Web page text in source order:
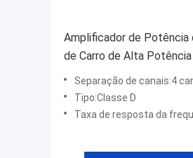
Amplificador de Potência
de Carro de Alta
2000W 2000 Watt Mono
Subwoofer de Classe D
Crossovers
Separação de canais:4
Tipo:Classe D
Taxa de resposta da